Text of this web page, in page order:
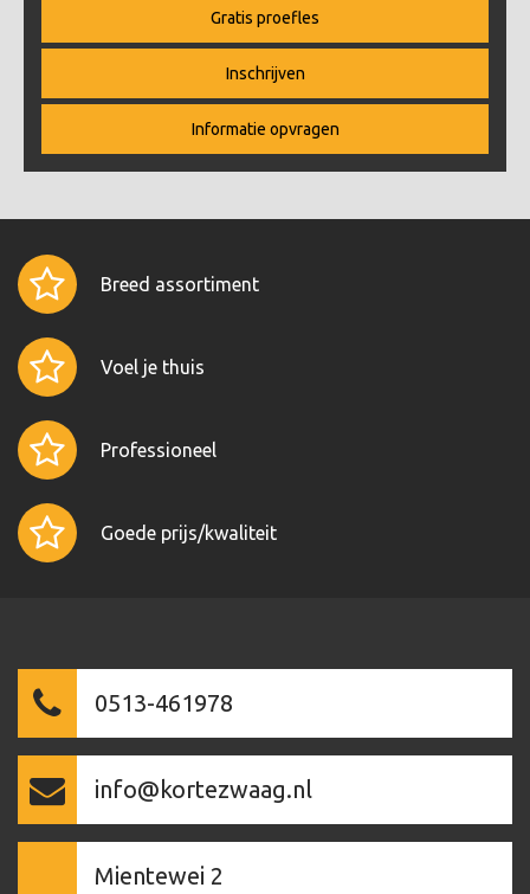
Gratis proefles
Inschrijven
Informatie opvragen
Breed assortiment
Voel je thuis
Professioneel
Goede prijs/kwaliteit
0513-461978
info@kortezwaag.nl
Mientewei 2